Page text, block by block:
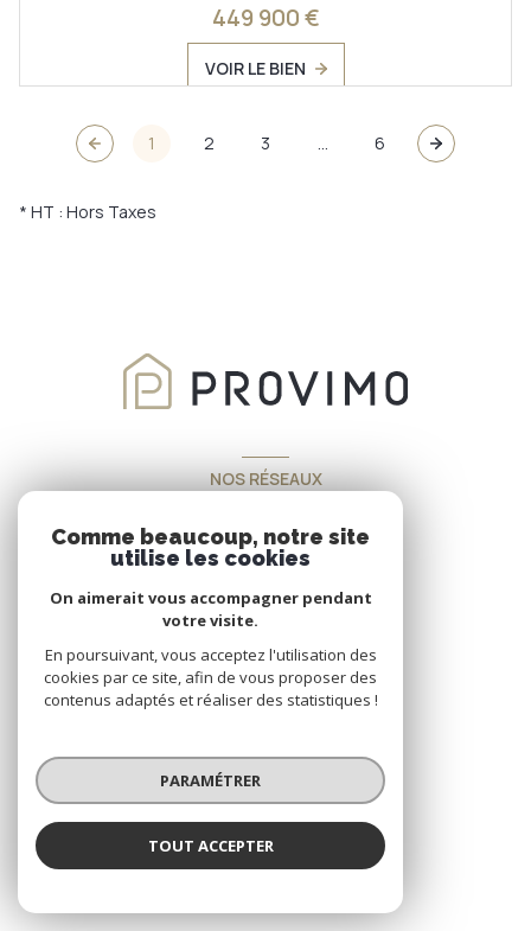
449 900 €
VOIR LE BIEN
1 2 3 ... 6
* HT : Hors Taxes
NOS RÉSEAUX
Nous suivre
VOTRE ESPACE
SE CONNECTER
Comme beaucoup, notre site
utilise les cookies
On aimerait vous accompagner pendant
votre visite.
En poursuivant, vous acceptez l'utilisation des
cookies par ce site, afin de vous proposer des
contenus adaptés et réaliser des statistiques !
PARAMÉTRER
TOUT ACCEPTER